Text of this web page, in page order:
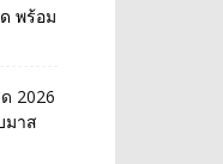
พร้อม
2026
มาส